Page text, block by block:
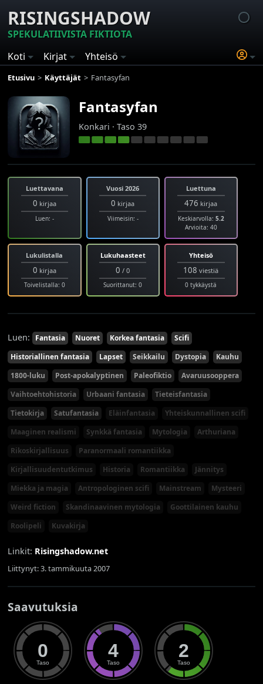
RISINGSHADOW
SPEKULATIIVISTA FIKTIOTA
Koti
Kirjat Yhteisö
Etusivu Käyttäjät Fantasyfan
Fantasyfan
Konkari · Taso 39
Luettavana
0 kirjaa
Luen: -
Vuosi 2026
0 kirjaa
Viimeisin: -
Luettuna
476 kirjaa
Keskiarvolla: 5.2
Arvioita: 40
Lukulistalla
0 kirjaa
Toivelistalla: 0
Lukuhaasteet
0 / 0
Suorittanut: 0
Yhteisö
108 viestiä
0 tykkäystä
Luen: Fantasia Nuoret Korkea fantasia
Scifi
Historiallinen fantasia
Lapset Seikkailu Dystopia
Kauhu
1800-luku
Post-apokalyptinen Paleofiktio
Avaruusooppera
Vaihtoehtohistoria
Urbaani fantasia
Tieteisfantasia
Tietokirja
Satufantasia Eläinfantasia
Yhteiskunnallinen scifi
Maaginen realismi
Synkkä fantasia Mytologia
Arthuriana
Rikoskirjallisuus
Paranormaali romantiikka
Kirjallisuudentutkimus
Historia Romantiikka
Jännitys
Miekka ja magia
Antropologinen scifi Mainstream
Mysteeri
Weird fiction
Skandinaavinen mytologia
Goottilainen kauhu
Roolipeli
Kuvakirja
Linkit: Risingshadow.net
Liittynyt: 3. tammikuuta 2007
Saavutuksia
0
Taso
4
Taso
2
Taso